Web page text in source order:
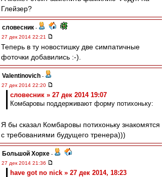
Глейзер?
словесник -
27 дек 2014 22:21
Теперь в ту новостишку две симпатичные
фоточки добавились :-).
Valentinovich -
27 дек 2014 22:20
словесник » 27 дек 2014 19:07
Комбаровы поддерживают форму потихоньку:
Я бы сказал Комбаровы потихоньку знакомятся
с требованиями будущего тренера)))
Большой Хорхе -
27 дек 2014 21:36
have got no nick » 27 дек 2014, 18:23